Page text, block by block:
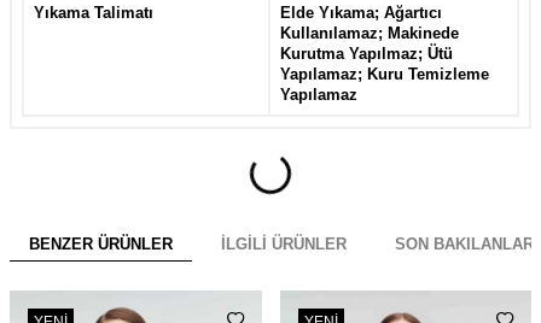
Yıkama Talimatı
Elde Yıkama; Ağartıcı
Kullanılamaz; Makinede
Kurutma Yapılmaz; Ütü
Yapılamaz; Kuru Temizleme
Yapılamaz
BENZER ÜRÜNLER İLGILI ÜRÜNLER SON BAKILANLAR